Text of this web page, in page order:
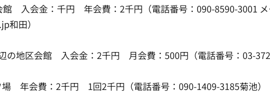
入会金：千円 年会費：2千円（電話番号：090-8590-3001 メ
和田）
地区会館 入会金：2千円 月会費：500円（電話番号：03-
年会費：2千円 1回2千円（電話番号：090-1409-3185菊池）